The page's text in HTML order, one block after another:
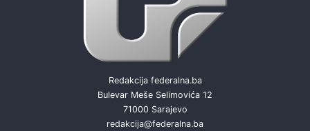
Redakcija federalna.ba
Bulevar Meše Selimovića 12
71000 Sarajevo
redakcija@federalna.ba